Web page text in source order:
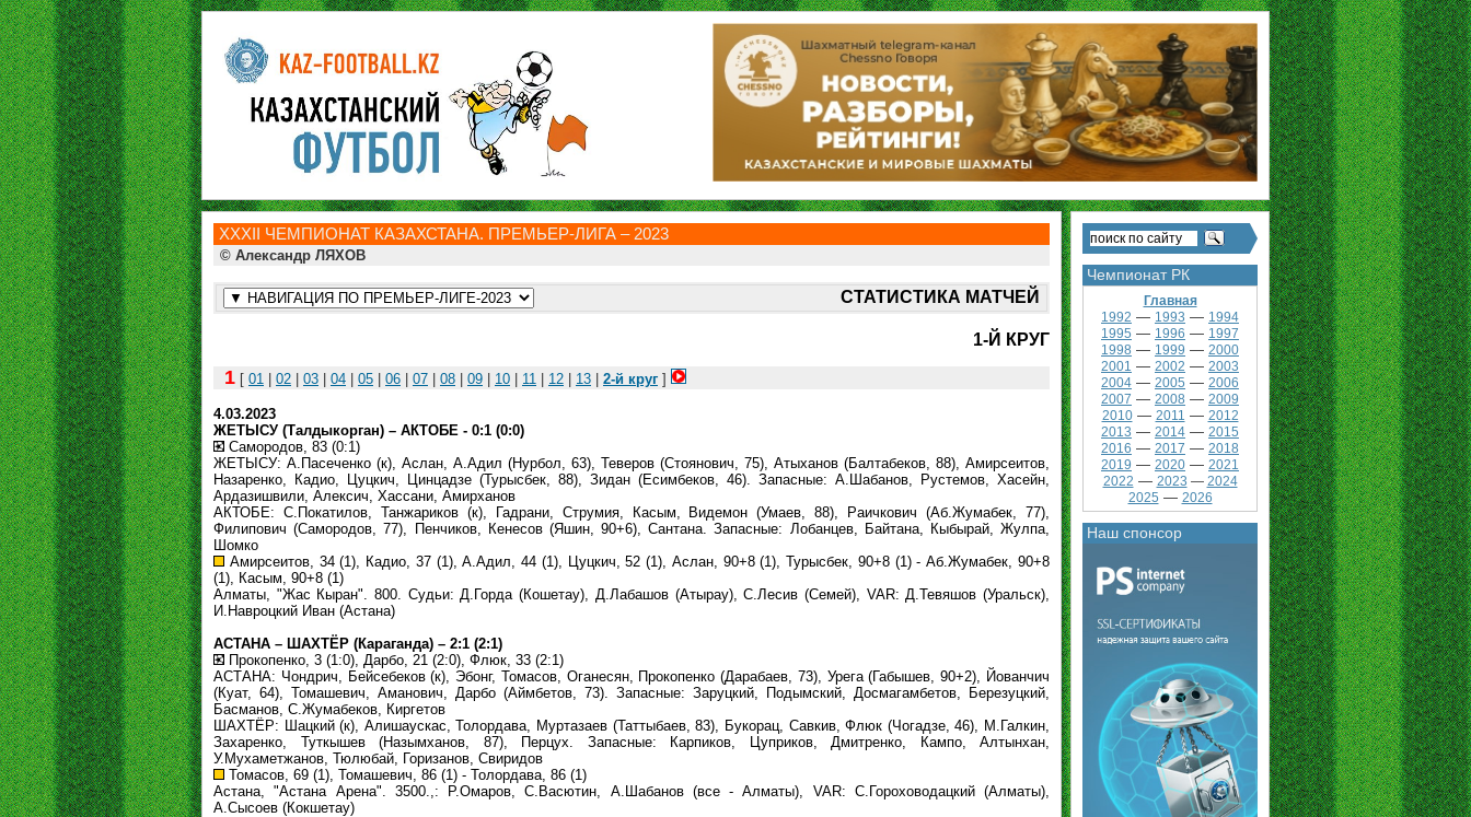
ХXXII ЧЕМПИОНАТ КАЗАХСТАНА. ПРЕМЬЕР-ЛИГА – 2023
© Александр ЛЯХОВ
СТАТИСТИКА МАТЧЕЙ
1-Й КРУГ
1 [ 01 02 03 04 05 06 07 08 09 10 11 12 13 2-й круг ]
4.03.2023
ЖЕТЫСУ (Талдыкорган) – АКТОБЕ - 0:1 (0:0)
Самородов, 83 (0:1)
ЖЕТЫСУ: А.Пасеченко (к), Аслан, А.Адил (Нурбол, 63), Теверов (Стоянович, 75), Атыханов (Балтабеков, 88), Амирсеитов,
Назаренко, Кадио, Цуцкич, Цинцадзе (Турысбек, 88), Зидан (Есимбеков, 46). Запасные: А.Шабанов, Рустемов, Хасейн,
Ардазишвили, Алексич, Хассани, Амирханов
АКТОБЕ: С.Покатилов, Танжариков (к), Гадрани, Струмия, Касым, Видемон (Умаев, 88), Раичкович (Аб.Жумабек, 77),
Филипович (Самородов, 77), Пенчиков, Кенесов (Яшин, 90+6), Сантана. Запасные: Лобанцев, Байтана, Кыбырай, Жулпа,
Шомко
Амирсеитов, 34 (1), Кадио, 37 (1), А.Адил, 44 (1), Цуцкич, 52 (1), Аслан, 90+8 (1), Турысбек, 90+8 (1) - Аб.Жумабек, 90+8
(1), Касым, 90+8 (1)
Алматы, "Жас Кыран". 800. Судьи: Д.Горда (Кошетау), Д.Лабашов (Атырау), С.Лесив (Семей), VAR: Д.Тевяшов (Уральск),
И.Навроцкий Иван (Астана)
АСТАНА – ШАХТЁР (Караганда) – 2:1 (2:1)
Прокопенко, 3 (1:0), Дарбо, 21 (2:0), Флюк, 33 (2:1)
АСТАНА: Чондрич, Бейсебеков (к), Эбонг, Томасов, Оганесян, Прокопенко (Дарабаев, 73), Урега (Габышев, 90+2), Йованчич
(Куат, 64), Томашевич, Аманович, Дарбо (Аймбетов, 73). Запасные: Заруцкий, Подымский, Досмагамбетов, Березуцкий,
Басманов, С.Жумабеков, Киргетов
ШАХТЁР: Шацкий (к), Алишаускас, Толордава, Муртазаев (Таттыбаев, 83), Букорац, Савкив, Флюк (Чогадзе, 46), М.Галкин,
Захаренко, Туткышев (Назымханов, 87), Перцух. Запасные: Карпиков, Цуприков, Дмитренко, Кампо, Алтынхан,
У.Мухаметжанов, Тюлюбай, Горизанов, Свиридов
Томасов, 69 (1), Томашевич, 86 (1) - Толордава, 86 (1)
Астана, "Астана Арена". 3500.,: Р.Омаров, С.Васютин, А.Шабанов (все - Алматы), VAR: С.Гороховодацкий (Алматы),
А.Сысоев (Кокшетау)
Чемпионат РК
Главная
1992 — 1993 — 1994
1995 — 1996 — 1997
1998 — 1999 — 2000
2001 — 2002 — 2003
2004 — 2005 — 2006
2007 — 2008 — 2009
2010— 2011 — 2012
2013 — 2014 — 2015
2016 — 2017 — 2018
2019 — 2020 — 2021
2022 — 2023 — 2024
2025 — 2026
Наш спонсор